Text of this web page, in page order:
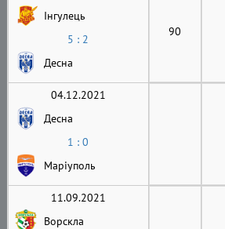
Інгулець
5 : 2
Десна
90
04.12.2021
Десна
1 : 0
Маріуполь
11.09.2021
Ворскла